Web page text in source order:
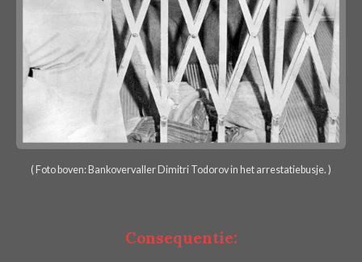
( Foto boven: Bankovervaller Dimitri Todorov in het arrestatiebusje. )
Consequentie: